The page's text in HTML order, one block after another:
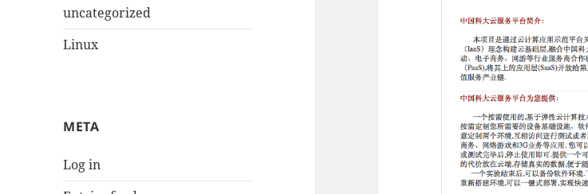
uncategorized
Linux
META
Log in